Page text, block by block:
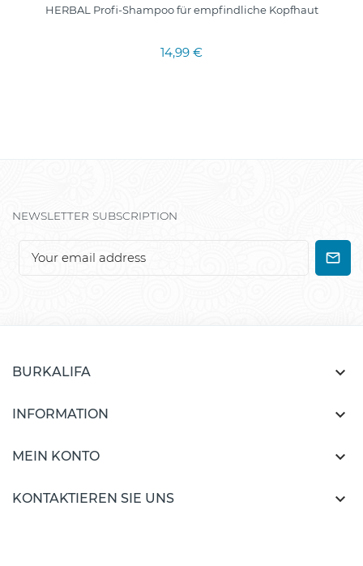
HERBAL Profi-Shampoo für empfindliche Kopfhaut
14,99 €
NEWSLETTER SUBSCRIPTION
BURKALIFA 
INFORMATION 
MEIN KONTO 
KONTAKTIEREN SIE UNS 